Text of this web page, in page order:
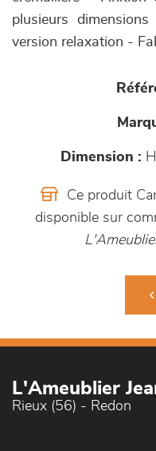
plusieurs
version relaxation -
Dimension :
Ce produit
disponible sur
L'Ameublier
Rieux (56) - Redon